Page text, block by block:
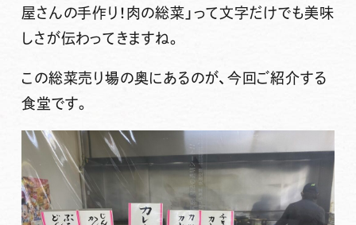
屋さんの手作り！肉の総菜」って文字だけでも美味
しさが伝わってきますね。
この総菜売り場の奥にあるのが、今回ご紹介する
食堂です。